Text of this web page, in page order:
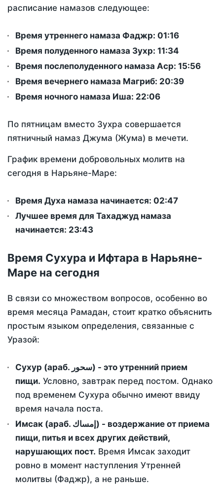
расписание намазов следующее:
Время утреннего намаза Фаджр: 01:16
Время полуденного намаза Зухр: 11:34
Время послеполуденного намаза Аср: 15:56
Время вечернего намаза Магриб: 20:39
Время ночного намаза Иша: 22:06
По пятницам вместо Зухра совершается
пятничный намаз Джума (Жума) в мечети.
График времени добровольных молитв на
сегодня в Нарьяне-Маре:
Время Духа намаза начинается: 02:47
Лучшее время для Тахаджуд намаза
начинается: 23:43
Время Сухура и Ифтара в Нарьяне-
Маре на сегодня
В связи со множеством вопросов, особенно во
время месяца Рамадан, стоит кратко объяснить
простым языком определения, связанные с
Уразой:
Сухур (араб. سحور) - это утренний прием
пищи. Условно, завтрак перед постом. Однако
под временем Сухура обычно имеют ввиду
время начала поста.
Имсак (араб. إمساك) - воздержание от приема
пищи, питья и всех других действий,
нарушающих пост. Время Имсак заходит
ровно в момент наступления Утренней
молитвы (Фаджр), а не раньше.